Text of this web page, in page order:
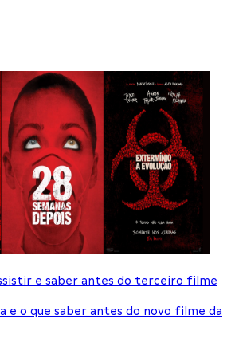
e saber antes do terceiro filme
e o que saber antes do novo filme da